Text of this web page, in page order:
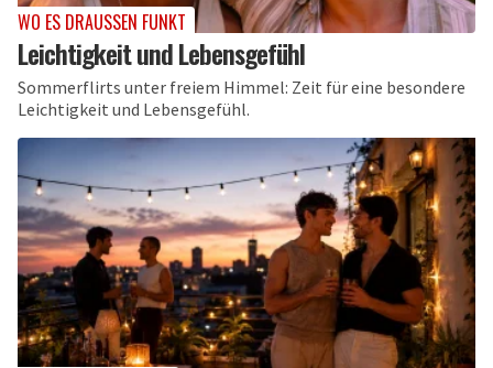
WO ES DRAUSSEN FUNKT
Leichtigkeit und Lebensgefühl
Sommerflirts unter freiem Himmel: Zeit für eine besondere
Leichtigkeit und Lebensgefühl.